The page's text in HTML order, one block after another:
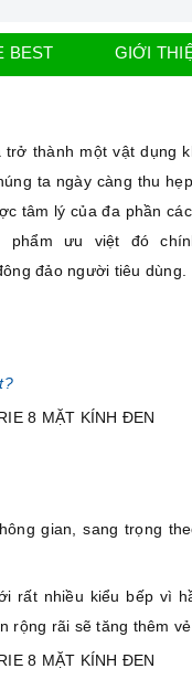
BEST GIỚI
thành một vật dụng
ta ngày càng thu
tâm lý của đa phần
phẩm ưu việt đó
đảo người tiêu dùng.
gian, sang trọng
rất nhiều kiểu bếp vì
rãi sẽ tăng thêm